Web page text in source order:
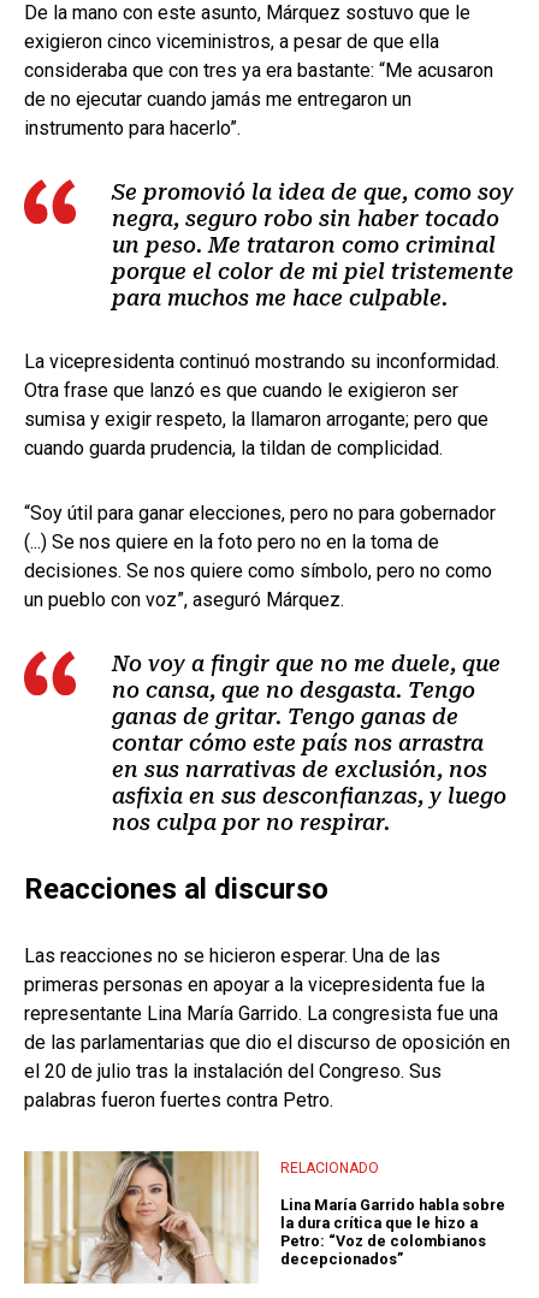
De la mano con este asunto, Márquez sostuvo que le
exigieron cinco viceministros, a pesar de que ella
consideraba que con tres ya era bastante: “Me acusaron
de no ejecutar cuando jamás me entregaron un
instrumento para hacerlo”.
Se promovió la idea de que, como soy
negra, seguro robo sin haber tocado
un peso. Me trataron como criminal
porque el color de mi piel tristemente
para muchos me hace culpable.
La vicepresidenta continuó mostrando su inconformidad.
Otra frase que lanzó es que cuando le exigieron ser
sumisa y exigir respeto, la llamaron arrogante; pero que
cuando guarda prudencia, la tildan de complicidad.
“Soy útil para ganar elecciones, pero no para gobernador
(...) Se nos quiere en la foto pero no en la toma de
decisiones. Se nos quiere como símbolo, pero no como
un pueblo con voz”, aseguró Márquez.
No voy a fingir que no me duele, que
no cansa, que no desgasta. Tengo
ganas de gritar. Tengo ganas de
contar cómo este país nos arrastra
en sus narrativas de exclusión, nos
asfixia en sus desconfianzas, y luego
nos culpa por no respirar.
Reacciones al discurso
Las reacciones no se hicieron esperar. Una de las
primeras personas en apoyar a la vicepresidenta fue la
representante Lina María Garrido. La congresista fue una
de las parlamentarias que dio el discurso de oposición en
el 20 de julio tras la instalación del Congreso. Sus
palabras fueron fuertes contra Petro.
RELACIONADO
Lina María Garrido habla sobre
la dura crítica que le hizo a
Petro: “Voz de colombianos
decepcionados”